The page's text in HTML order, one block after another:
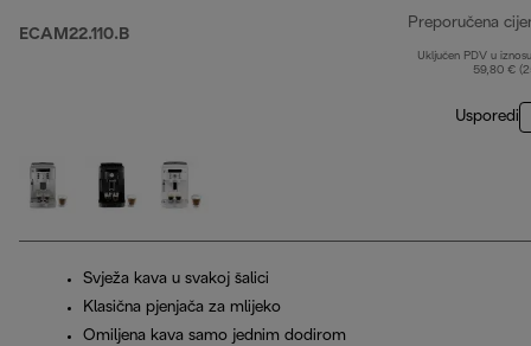
ECAM22.110.B
Preporučena
Uključen PDV u
59,80 €
Usporedi
Svježa kava u svakoj šalici
Klasična pjenjača za mlijeko
Omiljena kava samo jednim dodirom